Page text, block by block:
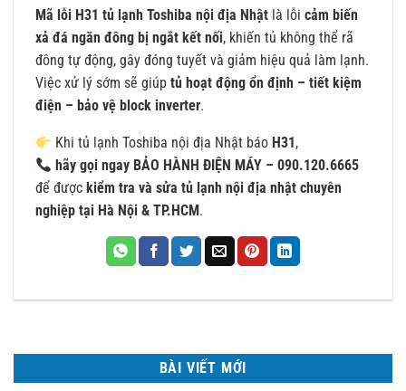
Mã lỗi H31 tủ lạnh Toshiba nội địa Nhật là lỗi cảm biến
xả đá ngăn đông bị ngắt kết nối, khiến tủ không thể rã
đông tự động, gây đóng tuyết và giảm hiệu quả làm lạnh.
Việc xử lý sớm sẽ giúp tủ hoạt động ổn định – tiết kiệm
điện – bảo vệ block inverter.
Khi tủ lạnh Toshiba nội địa Nhật báo H31 ,
hãy gọi ngay BẢO HÀNH ĐIỆN MÁY – 090.120.6665
để được kiểm tra và sửa tủ lạnh nội địa nhật chuyên
nghiệp tại Hà Nội & TP.HCM .
BÀI VIẾT MỚI